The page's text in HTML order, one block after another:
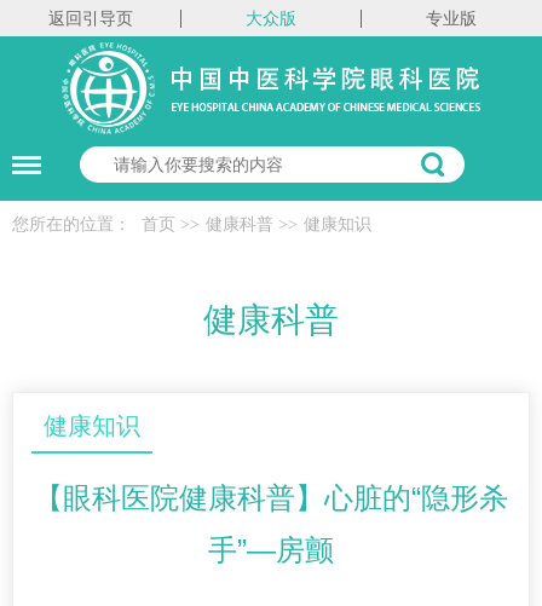
返回引导页 大众版 专业版
您所在的位置： 首页 >> 健康科普 >> 健康知识
健康科普
健康知识
【眼科医院健康科普】心脏的“隐形杀
手”—房颤